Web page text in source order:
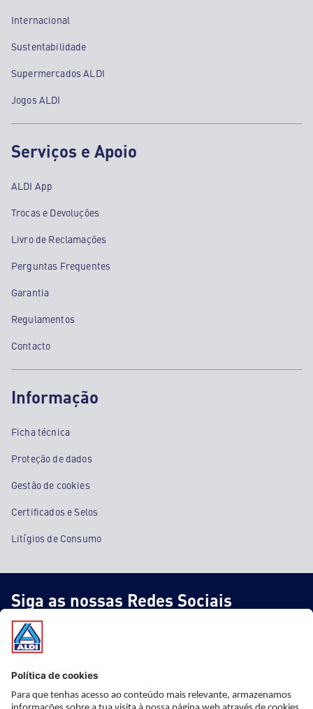
Internacional
Sustentabilidade
Supermercados ALDI
Jogos ALDI
Serviços e Apoio
ALDI App
Trocas e Devoluções
Livro de Reclamações
Perguntas Frequentes
Garantia
Regulamentos
Contacto
Informação
Ficha técnica
Proteção de dados
Gestão de cookies
Certificados e Selos
Litígios de Consumo
Siga as nossas Redes Sociais
* Informação importante